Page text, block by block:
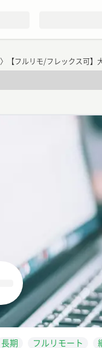
〉 【フルリモ/フレックス可】
長期 フルリモート